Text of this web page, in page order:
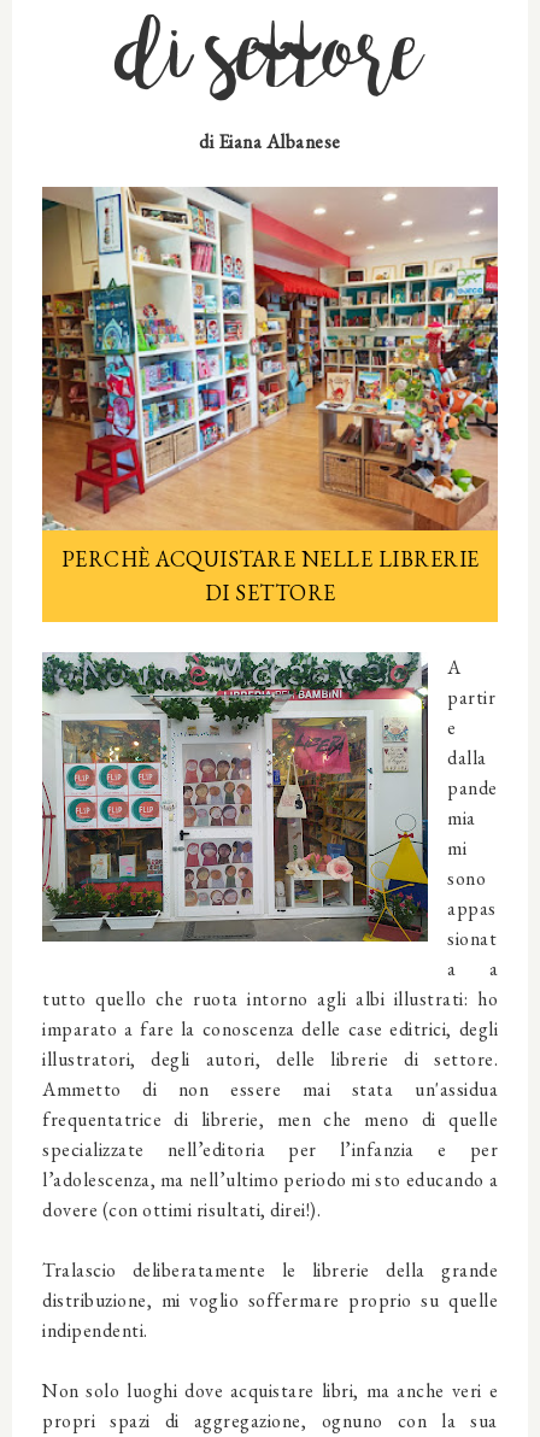
di settore
diEiana Albanese
PERCHÈ ACQUISTARE NELLE LIBRERIE
DI SETTORE
A
partir
e
dalla
pande
mia
mi
sono
appas
sionat
a a
tutto quello che ruota intorno agli albi illustrati: ho
imparato a fare la conoscenza delle case editrici, degli
illustratori, degli autori, delle librerie di settore.
Ammetto di non essere mai stata un'assidua
frequentatrice di librerie, men che meno di quelle
specializzate nell’editoria per l’infanzia e per
l’adolescenza, ma nell’ultimo periodo mi sto educando a
dovere (con ottimi risultati, direi!).
Tralascio deliberatamente le librerie della grande
distribuzione, mi voglio soffermare proprio su quelle
indipendenti.
Non solo luoghi dove acquistare libri, ma anche veri e
propri spazi di aggregazione, ognuno con la sua